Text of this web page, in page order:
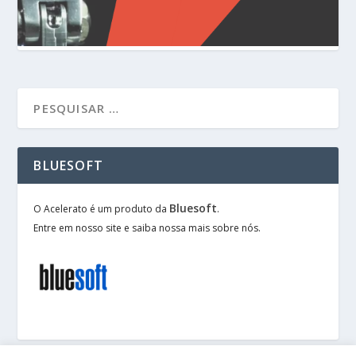
BLUESOFT
O Acelerato é um produto da Bluesoft.
Entre em nosso site e saiba nossa mais sobre nós.